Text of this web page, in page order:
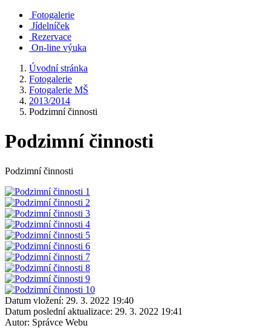
Fotogalerie
Jídelníček
Rezervace
On-line výuka
Úvodní stránka
Fotogalerie
Fotogalerie MŠ
2013/2014
Podzimní činnosti
Podzimní činnosti
Podzimní činnosti
Datum vložení: 29. 3. 2022 19:40
Datum poslední aktualizace: 29. 3. 2022 19:41
Autor: Správce Webu